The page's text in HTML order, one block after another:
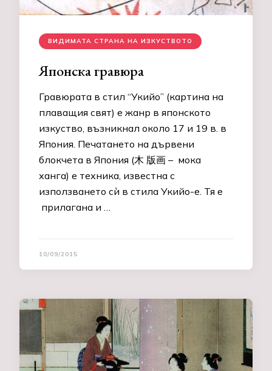
ВИДИМАТА СТРАНА НА ИЗКУСТВОТО
Японска гравюра
Гравюрата в стил “Укийо” (картина на
плаващия свят) е жанр в японското
изкуство, възникнал около 17 и 19 в. в
Япония. Печатането на дървени
блокчета в Япония (木 版画 – мока
ханга) е техника, известна с
използването сѝ в стила Укийо-е. Тя е
прилагана и …
10/09/2015